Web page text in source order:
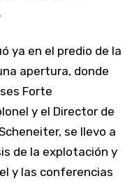
ya en el predio de la
apertura, donde
Forte
y el Director de
se llevo a
de la explotación y
y las conferencias